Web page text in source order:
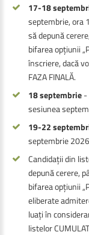
17-18
septembrie, ora
să depună
bifarea opțiunii
înscriere, dacă
FAZA FINALĂ.
18 septembrie-
sesiunea
19-22
septembrie
Candidații din
depună cerere,
bifarea opțiunii
eliberate
luați în
listelor